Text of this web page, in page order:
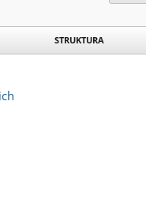
STRUKTURA